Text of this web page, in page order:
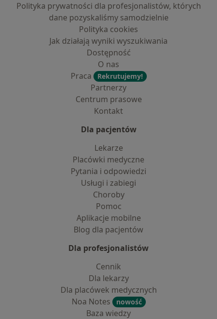
Polityka prywatności dla profesjonalistów, których
dane pozyskaliśmy samodzielnie
Polityka cookies
Jak działają wyniki wyszukiwania
Dostępność
O nas
Praca
Rekrutujemy!
Partnerzy
Centrum prasowe
Kontakt
Dla pacjentów
Lekarze
Placówki medyczne
Pytania i odpowiedzi
Usługi i zabiegi
Choroby
Pomoc
Aplikacje mobilne
Blog dla pacjentów
Dla profesjonalistów
Cennik
Dla lekarzy
Dla placówek medycznych
Noa Notes
nowość
Baza wiedzy